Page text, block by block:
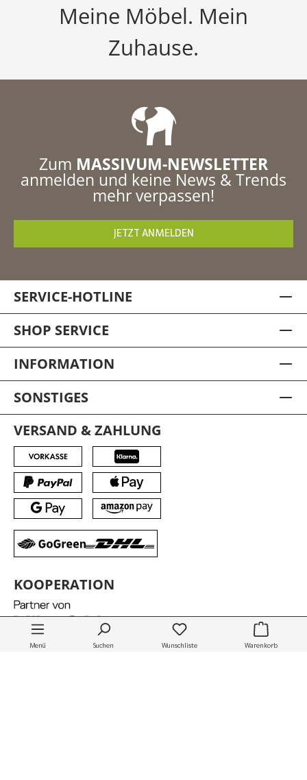
Menü Suchen Wunschliste Warenkorb
149,00 €
Lieferzeit:
Meine Möbel. Mein
Zuhause.
Zum MASSIVUM-NEWSLETTER
anmelden und keine News & Trends
mehr verpassen!
JETZT ANMELDEN
SERVICE-HOTLINE
SHOP SERVICE
INFORMATION
SONSTIGES
VERSAND & ZAHLUNG
KOOPERATION